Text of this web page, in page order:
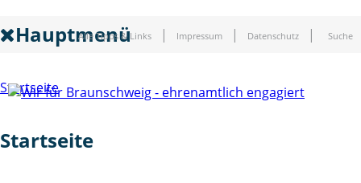
Alle Tipps & Links Impressum Datenschutz Suche
Hauptmenü
Startseite
Startseite